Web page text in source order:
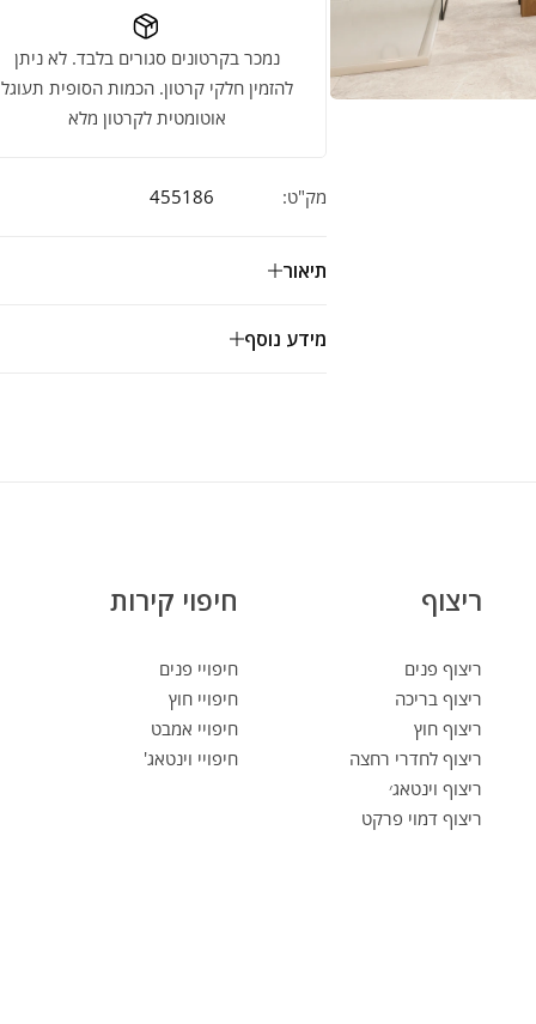
נמכר בקרטונים סגורים בלבד. לא ניתן
להזמין חלקי קרטון. הכמות הסופית תעוגל
אוטומטית לקרטון מלא
מק"ט: 455186
תיאור
מידע נוסף
ריצוף
ריצוף פנים
ריצוף בריכה
ריצוף חוץ
ריצוף לחדרי רחצה
ריצוף וינטאג׳
ריצוף דמוי פרקט
חיפוי קירות
חיפויי פנים
חיפויי חוץ
חיפויי אמבט
חיפויי וינטאג'